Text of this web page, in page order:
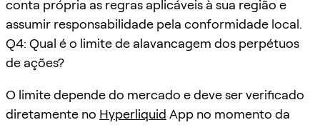
conta própria as regras aplicáveis à sua região e
assumir responsabilidade pela conformidade local.
Q4: Qual é o limite de alavancagem dos perpétuos
de ações?
O limite depende do mercado e deve ser verificado
diretamente no Hyperliquid App no momento da